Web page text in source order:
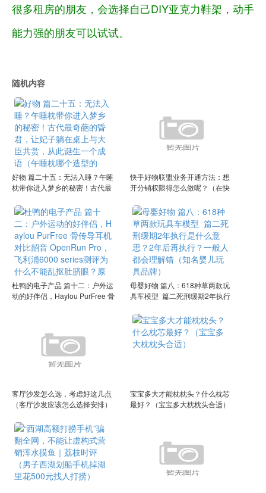
很多租房的朋友，会选择自己DIY亚克力鞋架，动手
能力强的朋友可以试试。
随机内容
好物 篇二十五：无法入睡？午睡
枕带你进入梦乡的秘密！古代最
大臣共赏，从此诞生一个成语
（午睡枕哪个造型的好）
快手好物联盟业务开通方法：想
开分销权限得怎么做呢？（在快
杜鸭的电子产品 篇十二：户外运
动的好伴侣，Haylou PurFree 骨
连的根本不是肠子，长
母婴好物 篇八：618种草两款玩
具车模型 篇二死刑缓期2年执行
般人都会理解错（知名婴儿玩具
品牌）
客厅沙发怎么选，考虑好这几点
（客厅沙发应该怎么选择安排）
宝宝多大才能枕枕头？什么枕芯
最好？（宝宝多大枕枕头合适）